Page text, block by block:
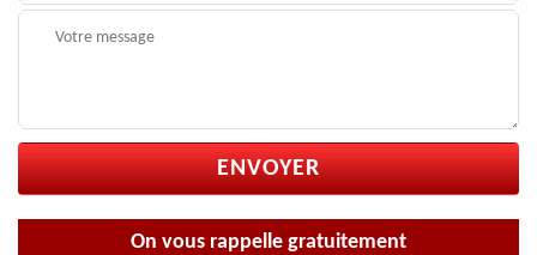
On vous rappelle gratuitement